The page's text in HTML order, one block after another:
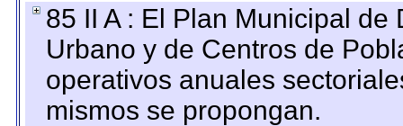
85 II A : El Plan Municipal
Urbano y de Centros de
operativos anuales
mismos se propongan.